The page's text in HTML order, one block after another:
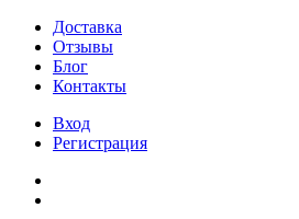
Доставка
Отзывы
Блог
Контакты
Вход
Регистрация